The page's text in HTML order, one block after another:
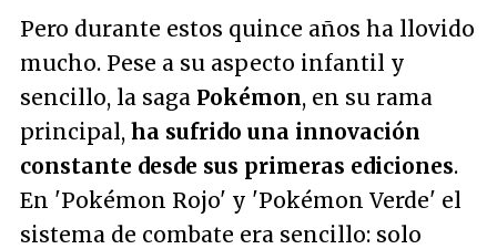
Pero durante estos quince años ha llovido
mucho. Pese a su aspecto infantil y
sencillo, la saga Pokémon, en su rama
principal, ha sufrido una innovación
constante desde sus primeras ediciones.
En 'Pokémon Rojo' y 'Pokémon Verde' el
sistema de combate era sencillo: solo